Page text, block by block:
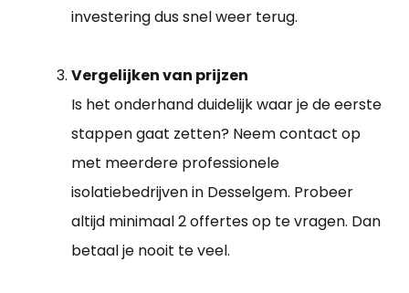
investering dus snel weer terug.
Vergelijken van prijzen
Is het onderhand duidelijk waar je de eerste
stappen gaat zetten? Neem contact op
met meerdere professionele
isolatiebedrijven in Desselgem. Probeer
altijd minimaal 2 offertes op te vragen. Dan
betaal je nooit te veel.